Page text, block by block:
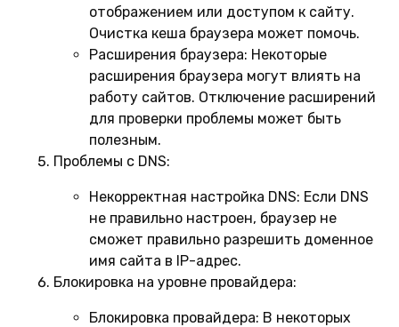
отображением или доступом к сайту.
Очистка кеша браузера может помочь.
Расширения браузера: Некоторые
расширения браузера могут влиять на
работу сайтов. Отключение расширений
для проверки проблемы может быть
полезным.
Проблемы с DNS:
Некорректная настройка DNS: Если DNS
не правильно настроен, браузер не
сможет правильно разрешить доменное
имя сайта в IP-адрес.
Блокировка на уровне провайдера:
Блокировка провайдера: В некоторых